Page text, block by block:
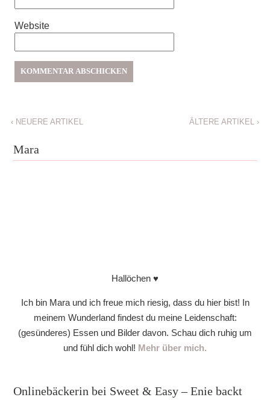
Website
‹NEUERE ARTIKEL ÄLTERE ARTIKEL ›
Mara
Hallöchen ♥
Ich bin Mara und ich freue mich riesig, dass du hier bist! In
meinem Wunderland findest du meine Leidenschaft:
(gesünderes) Essen und Bilder davon. Schau dich ruhig um
und fühl dich wohl! Mehr über mich.
Onlinebäckerin bei Sweet & Easy – Enie backt